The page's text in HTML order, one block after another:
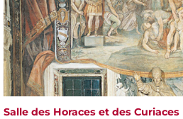
Salle des Horaces et des Curiaces